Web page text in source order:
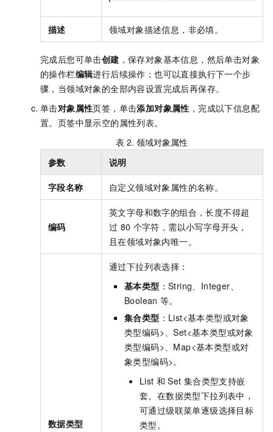
描述 领域对象描述信息，非必填。
完成后您可单击创建 ，保存对象基本信息，然后单击对象
的操作栏编辑进行后续操作；也可以直接执行下一个步
骤，当领域对象的全部内容设置完成后再保存。
单击对象属性页签，单击添加对象属性 ，完成以下信息配
置。页签中显示空的属性列表。
表 2. 领域对象属性
参数
说明
字段名称 自定义领域对象属性的名称。
编码
英文字母和数字的组合 ，长度不得超
过 80 个字符，需以小写字母开头，
且在领域对象内唯一。
数据类型
通过下拉列表选择：
基本类型 ：String、Integer、
Boolean 等。
集合类型 ：List<基本类型或对象
类型编码>、Set<基本类型或对象
类型编码>、Map<基本类型或对
象类型编码>。
List 和 Set 集合类型支持嵌
套。在数据类型下拉列表中，
可通过级联菜单逐级选择目标
类型。